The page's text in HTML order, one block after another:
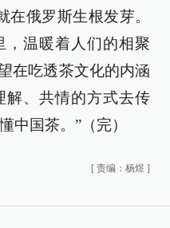
在俄罗斯生根发芽。
，温暖着人们的相聚
在吃透茶文化的内涵
解、共情的方式去传
中国茶。”（完）
[ 责编：杨煜 ]